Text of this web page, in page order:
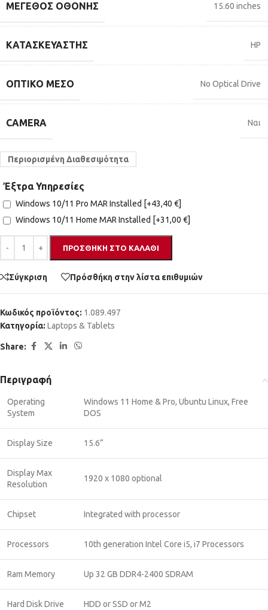
ΜΈΓΕΘΟΣ ΟΘΌΝΗΣ 15.60 inches
ΚΑΤΑΣΚΕΥΑΣΤΉΣ HP
ΟΠΤΙΚΌ ΜΈΣΟ No Optical Drive
CAMERA Ναι
Περιορισμένη Διαθεσιμότητα
Έξτρα Υπηρεσίες
Windows 10/11 Pro MAR Installed [+43,40 €]
Windows 10/11 Home MAR Installed [+31,00 €]
ΠΡΟΣΘΉΚΗ ΣΤΟ ΚΑΛΆΘΙ
Σύγκριση Πρόσθήκη στην λίστα επιθυμιών
Κωδικός προϊόντος: 1.089.497
Κατηγορία: Laptops & Tablets
Share:
Περιγραφή
Operating
System
Windows 11 Home & Pro, Ubuntu Linux, Free
DOS
Display Size 15.6”
Display Max
Resolution
1920 x 1080 optional
Chipset Integrated with processor
Processors 10th generation Intel Core i5, i7 Processors
Ram Memory Up 32 GB DDR4-2400 SDRAM
Hard Disk Drive HDD or SSD or M2